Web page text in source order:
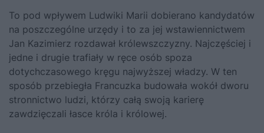
To pod wpływem Ludwiki Marii dobierano kandydatów
na poszczególne urzędy i to za jej wstawiennictwem
Jan Kazimierz rozdawał królewszczyzny. Najczęściej i
jedne i drugie trafiały w ręce osób spoza
dotychczasowego kręgu najwyższej władzy. W ten
sposób przebiegła Francuzka budowała wokół dworu
stronnictwo ludzi, którzy całą swoją karierę
zawdzięczali łasce króla i królowej.